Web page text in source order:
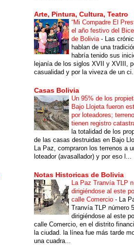
Arte, Pintura, Cultura, Teatro
“Mi Compadre El
el año festivo del
de Bolivia - Las
hablan de una
habría tenido sus
lejanía de los siglos XVII y XVIII,
casualidad y por la viveza de un
Casas Bolivia
Un 95% de los
Bajo Llojeta fueron
por loteadores;
tienen registro
la totalidad de los
de las casas destruidas en Bajo
La Paz, compraron los terrenos a
loteador (avasallador) y por eso l...
Notas Historicas de Bolivia
La Paz Tranvía TLP
dirigiéndose al este
calle Comercio - La
Tranvía TLP número 5
dirigiéndose al este
calle Comercio, en el distrito
la ciudad. la línea fue más tarde
una cuadra...